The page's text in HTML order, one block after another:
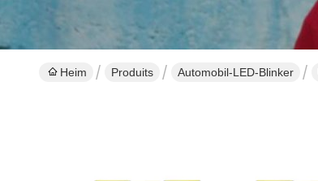
Heim Produits Automobil-LED-Blinker